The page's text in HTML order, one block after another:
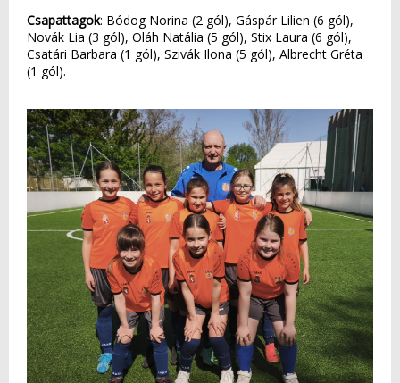
Csapattagok: Bódog Norina (2 gól), Gáspár Lilien (6 gól),
Novák Lia (3 gól), Oláh Natália (5 gól), Stix Laura (6 gól),
Csatári Barbara (1 gól), Szivák Ilona (5 gól), Albrecht Gréta
(1 gól).